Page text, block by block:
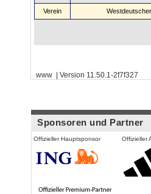
Verein
www | Version 11.50.1-2f7f327
Sponsoren und Partner
Offizieller Hauptsponsor Offizieller